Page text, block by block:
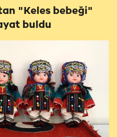
"Keles bebeği"
buldu